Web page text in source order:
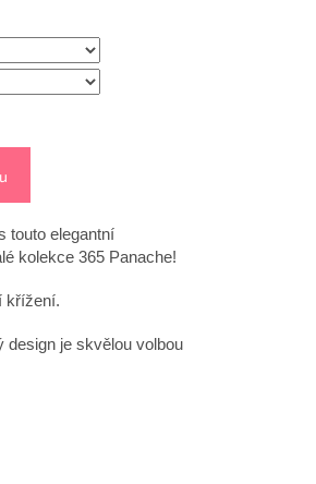
touto elegantní
kolekce 365 Panache!
křížení.
design je skvělou volbou